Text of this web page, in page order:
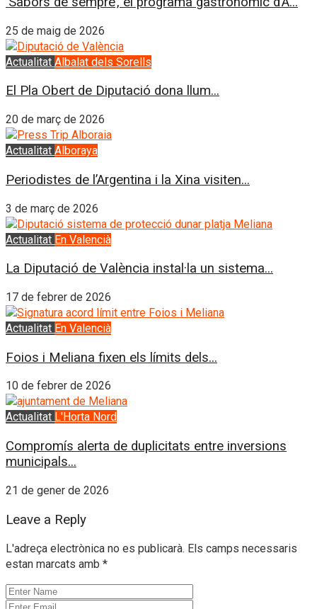
25 de maig de 2026
Actualitat Albalat dels Sorells
El Pla Obert de Diputació dona llum...
20 de març de 2026
Actualitat Alboraya
Periodistes de l’Argentina i la Xina visiten...
3 de març de 2026
Actualitat En Valencià
La Diputació de València instal·la un sistema...
17 de febrer de 2026
Actualitat En Valencià
Foios i Meliana fixen els límits dels...
10 de febrer de 2026
Actualitat L'Horta Nord
Compromís alerta de duplicitats entre inversions
municipals...
21 de gener de 2026
Leave a Reply
L'adreça electrònica no es publicarà. Els camps necessaris
estan marcats amb *